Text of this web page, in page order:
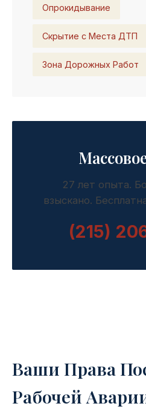
Опрокидывание
Скрытие с Места ДТП
Зона Дорожных Работ
27 лет опыта.
взыскано.
(215)
Ваши Права
Рабочей